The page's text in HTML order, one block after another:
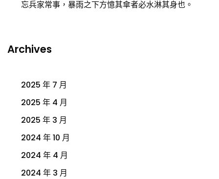
忘兵家常事，暴雨之下方憶其傘者必水淋其身也。
Archives
2025 年 7 月
2025 年 4 月
2025 年 3 月
2024 年 10 月
2024 年 4 月
2024 年 3 月